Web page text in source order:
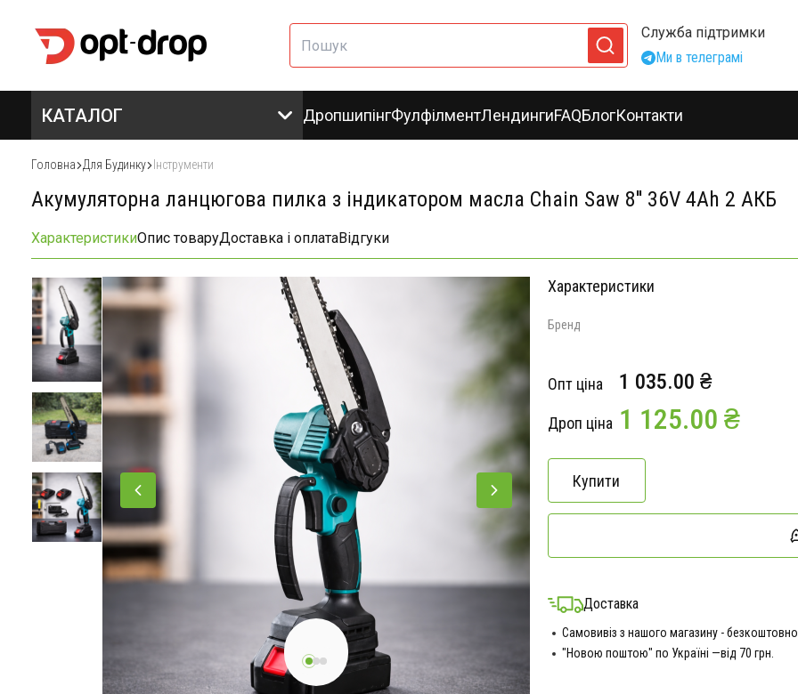
Служба підтримки
Ми в телеграмі
КАТАЛОГ ДропшипінгФулфілментЛендингиFAQБлогКонтакти
Головна Для Будинку Інструменти
Акумуляторна ланцюгова пилка з індикатором масла Chain Saw 8'' 36V 4Ah 2 АКБ
ХарактеристикиОпис товаруДоставка і оплатаВідгуки
Характеристики
Бренд
Опт ціна 1 035.00 ₴
Дроп ціна 1 125.00 ₴
Купити
Доставка
Самовивіз з нашого магазину - безкоштовно.
"Новою поштою" по Україні —від 70 грн.